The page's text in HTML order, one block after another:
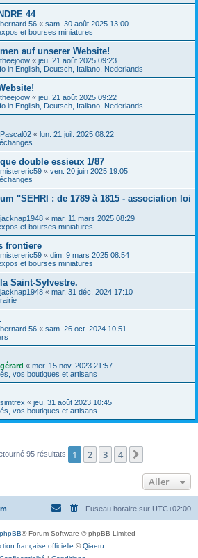
44
bernard 56 « sam. 30 août 2025 13:00
et bourses miniatures
auf unserer Website!
theejoow « jeu. 21 août 2025 09:23
in English, Deutsch, Italiano, Nederlands
theejoow « jeu. 21 août 2025 09:22
in English, Deutsch, Italiano, Nederlands
Pascal02 « lun. 21 juil. 2025 08:22
double essieux 1/87
mistereric59 « ven. 20 juin 2025 19:05
"SEHRI : de 1789 à 1815 - association loi
jacknap1948 « mar. 11 mars 2025 08:29
et bourses miniatures
frontiere
mistereric59 « dim. 9 mars 2025 08:54
et bourses miniatures
Saint-Sylvestre.
jacknap1948 « mar. 31 déc. 2024 17:10
bernard 56 « sam. 26 oct. 2024 10:51
gérard « mer. 15 nov. 2023 21:57
vos boutiques et artisans
simtrex « jeu. 31 août 2023 10:45
vos boutiques et artisans
95 résultats 1 2 3 4
Aller
Fuseau horaire sur UTC+02:00
phpBB® Forum Software © phpBB Limited
française officielle ©Qiaeru